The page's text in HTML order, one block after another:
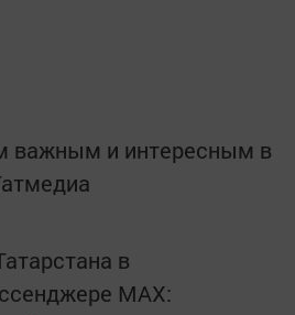
важным и интересным в
в
MАХ: